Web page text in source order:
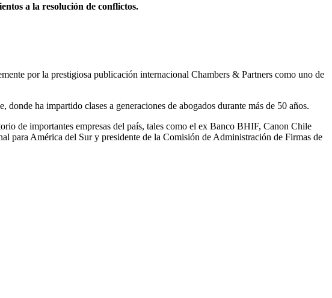
a la resolución de conflictos.
por la prestigiosa publicación internacional Chambers & Partners como uno de
ha impartido clases a generaciones de abogados durante más de 50 años.
de importantes empresas del país, tales como el ex Banco BHIF, Canon Chile
para América del Sur y presidente de la Comisión de Administración de Firmas de